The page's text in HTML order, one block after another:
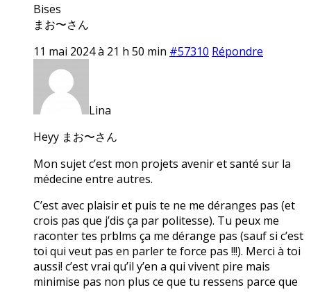
Bises
まお〜さん
11 mai 2024 à 21 h 50 min #57310 Répondre
Lina
Heyy まお〜さん
Mon sujet c’est mon projets avenir et santé sur la
médecine entre autres.
C’est avec plaisir et puis te ne me déranges pas (et
crois pas que j’dis ça par politesse). Tu peux me
raconter tes prblms ça me dérange pas (sauf si c’est
toi qui veut pas en parler te force pas !!!). Merci à toi
aussi! c’est vrai qu’il y’en a qui vivent pire mais
minimise pas non plus ce que tu ressens parce que